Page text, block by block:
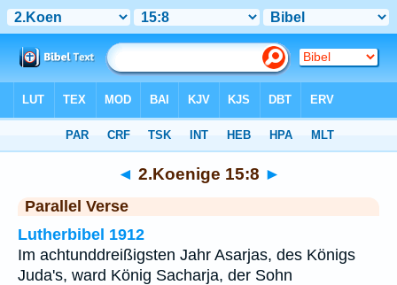
◄ 2.Koenige 15:8 ►
Parallel Verse
Lutherbibel 1912
Im achtunddreißigsten Jahr Asarjas, des Königs
Juda's, ward König Sacharja, der Sohn